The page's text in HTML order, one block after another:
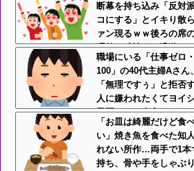
断幕を持ち込み「反対
コにする」とイキり散
ァン現るｗｗ後ろの席
理的に破壊する過激フ
イラが止まらん
職場にいる「仕事ゼロ
100」の40代主婦Aさん
「無理ですぅ」と拒否
人に嫌われたくてヨイ
子配りだけ全力すぎる
「お皿は綺麗だけど食
い」焼き魚を食べた知
れない所作…両手で1本
持ち、骨や手をしゃぶ